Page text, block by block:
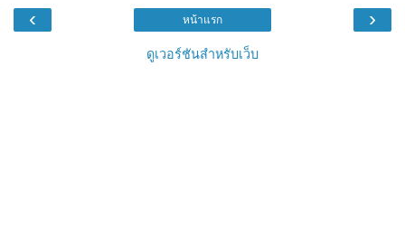
‹ ›
หน้าแรก
ดูเวอร์ชันสำหรับเว็บ